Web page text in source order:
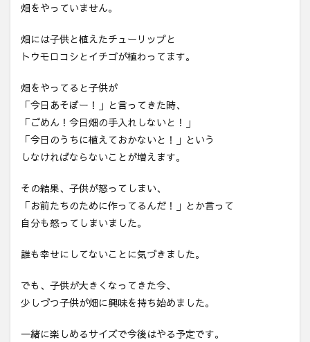
畑をやっていません。
畑には子供と植えたチューリップと
トウモロコシとイチゴが植わってます。
畑をやってると子供が
「今日あそぼー！」と言ってきた時、
「ごめん！今日畑の手入れしないと！」
「今日のうちに植えておかないと！」という
しなければならないことが増えます。
その結果、子供が怒ってしまい、
「お前たちのために作ってるんだ！」とか言って
自分も怒ってしまいました。
誰も幸せにしてないことに気づきました。
でも、子供が大きくなってきた今、
少しづつ子供が畑に興味を持ち始めました。
一緒に楽しめるサイズで今後はやる予定です。